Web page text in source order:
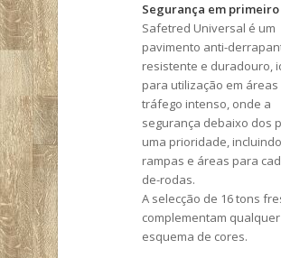
Segurança em
Safetred Universal é um
pavimento anti-
resistente e duradouro,
para utilização em áreas
tráfego intenso, onde a
segurança debaixo dos
uma prioridade, incluindo
rampas e áreas para
de-rodas.
A selecção de 16 tons
complementam qualquer
esquema de cores.